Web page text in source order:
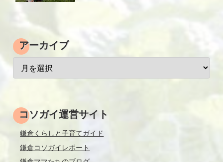
アーカイブ
コソガイ運営サイト
鎌倉くらしと子育てガイド
鎌倉コソガイレポート